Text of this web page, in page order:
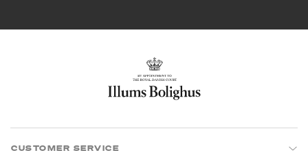
CUSTOMER SERVICE